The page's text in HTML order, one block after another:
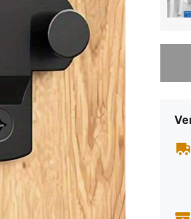
Sorry,